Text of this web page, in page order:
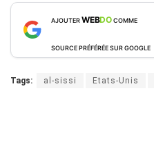
AJOUTERWEBDOCOMME
SOURCE PRÉFÉRÉE SUR GOOGLE
Tags: al-sissi Etats-Unis